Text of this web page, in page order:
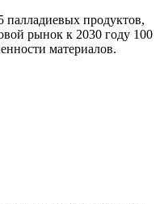
продуктов,
рынок к 2030 году 100
материалов.